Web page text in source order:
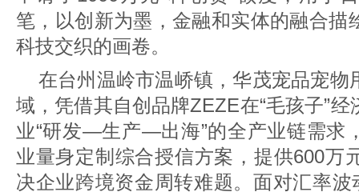
笔，以创新为墨，金融和实体的融合描
科技交织的画卷。
在台州温岭市温峤镇，华茂宠品宠物
域，凭借其自创品牌ZEZE在“毛孩子”
业“研发—生产—出海”的全产业链需求
业量身定制综合授信方案，提供600万
决企业跨境资金周转难题。面对汇率波